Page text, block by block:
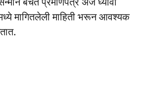
मागितलेली माहिती भरून आवश्यक